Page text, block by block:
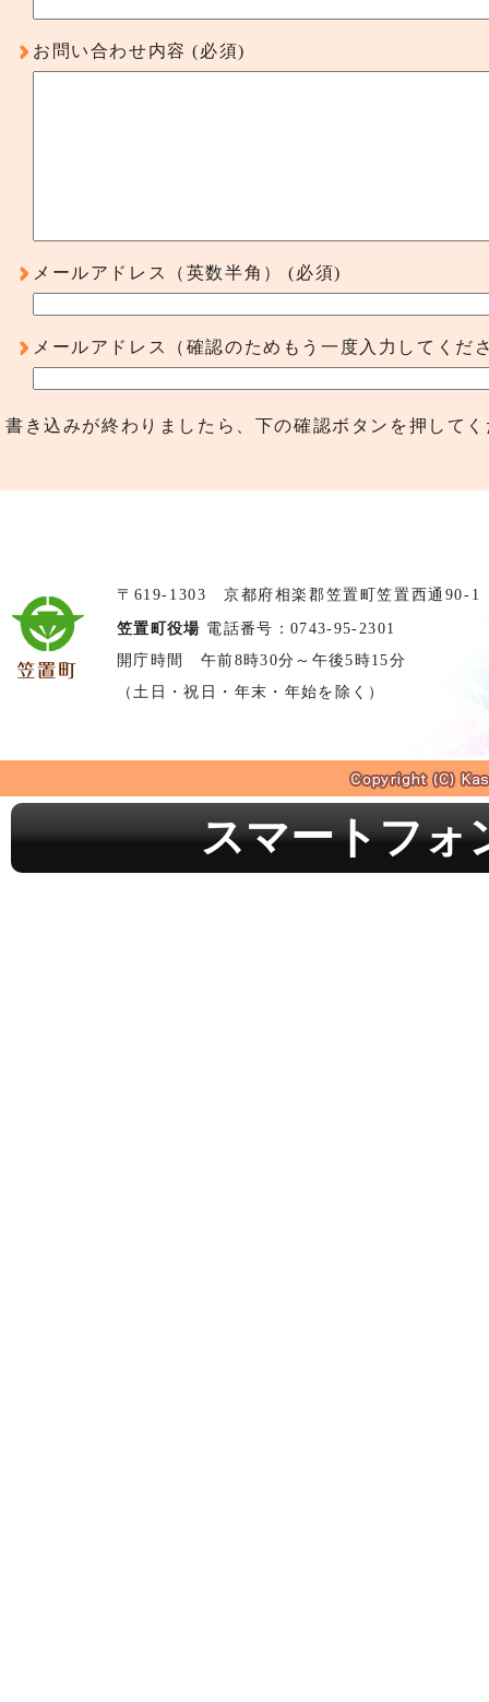
お問い合わせ内容 (必須)
メールアドレス（英数半角） (必須)
メールアドレス（確認のためもう一度入力してくだ
書き込みが終わりましたら、下の確認ボタンを押して
〒619-1303 京都府相楽郡笠置町笠置西通90-1
笠置町役場 電話番号：0743-95-2301
開庁時間 午前8時30分～午後5時15分
（土日・祝日・年末・年始を除く）
スマートフォ